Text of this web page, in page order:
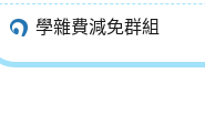
學雜費減免群組